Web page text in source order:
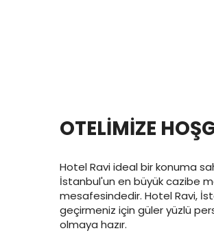
OTELİMİZE
Hotel Ravi ideal bir konuma
İstanbul'un en büyük cazibe
mesafesindedir. Hotel Ravi,
geçirmeniz için güler yüzlü
olmaya hazır.